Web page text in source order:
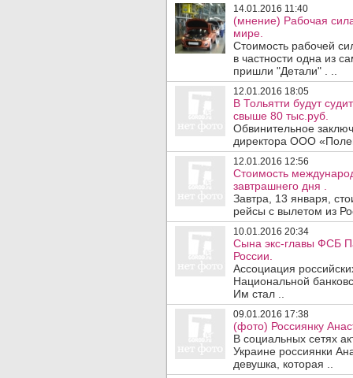
14.01.2016 11:40
(мнение) Рабочая
мире.
Стоимость рабочей
в частности одна из
пришли "Детали" . ..
12.01.2016 18:05
В Тольятти будут
свыше 80 тыс.руб.
Обвинительное
директора ООО
12.01.2016 12:56
Стоимость
завтрашнего дня .
Завтра, 13 января,
рейсы с вылетом из
10.01.2016 20:34
Сына экс-главы ФСБ
России.
Ассоциация
Национальной
Им стал ..
09.01.2016 17:38
(фото) Россиянку
В социальных сетях
Украине россиянки
девушка, которая ..